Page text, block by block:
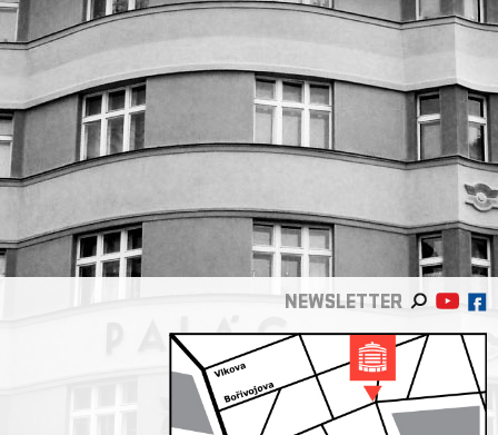
NEWSLETTER